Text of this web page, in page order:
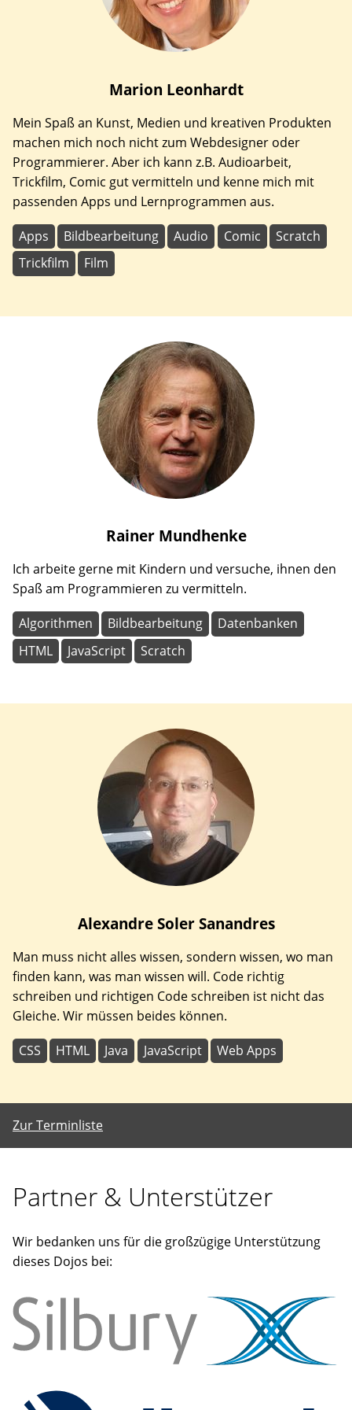
Marion Leonhardt
Mein Spaß an Kunst, Medien und kreativen Produkten
machen mich noch nicht zum Webdesigner oder
Programmierer. Aber ich kann z.B. Audioarbeit,
Trickfilm, Comic gut vermitteln und kenne mich mit
passenden Apps und Lernprogrammen aus.
Apps Bildbearbeitung Audio Comic
Scratch
Trickfilm
Film
Rainer Mundhenke
Ich arbeite gerne mit Kindern und versuche, ihnen den
Spaß am Programmieren zu vermitteln.
Algorithmen Bildbearbeitung
Datenbanken
HTML
JavaScript Scratch
Alexandre Soler Sanandres
Man muss nicht alles wissen, sondern wissen, wo man
finden kann, was man wissen will. Code richtig
schreiben und richtigen Code schreiben ist nicht das
Gleiche. Wir müssen beides können.
CSS HTML Java JavaScript Web Apps
Zur Terminliste
Partner & Unterstützer
Wir bedanken uns für die großzügige Unterstützung
dieses Dojos bei: